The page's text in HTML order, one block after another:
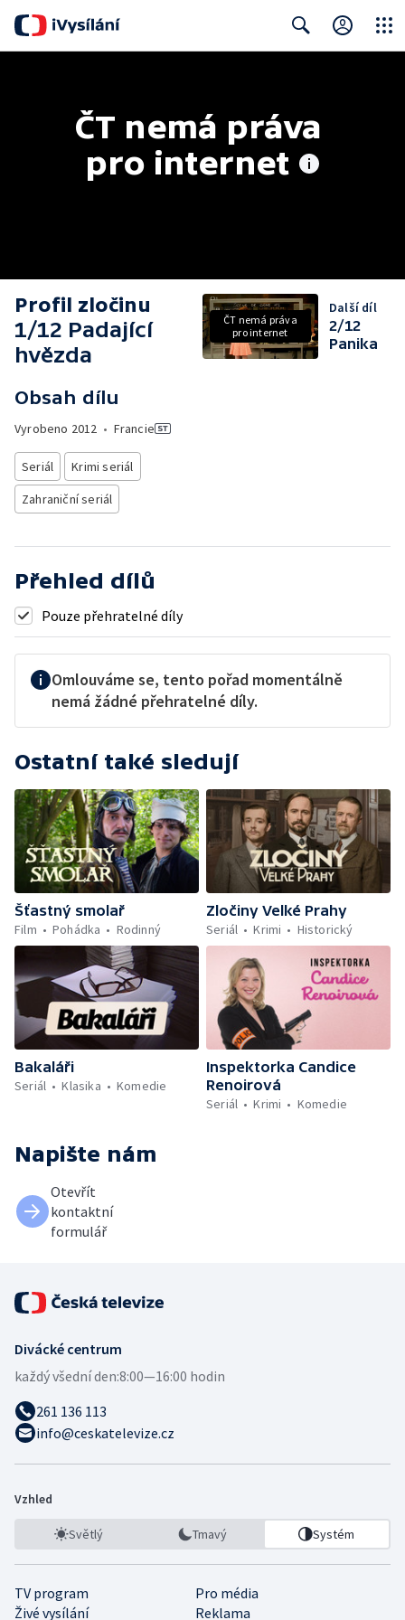
ČT nemá práva
pro internet
Profil zločinu
1/12 Padající
hvězda
Obsah dílu
Vyrobeno 2012 • Francie
Seriál
Krimi seriál
Zahraniční seriál
ČT nemá práva
pro internet
Další díl
2/12
Panika
Přehled dílů
Pouze přehratelné díly
Omlouváme se, tento pořad momentálně
nemá žádné přehratelné díly.
Ostatní také sledují
Šťastný smolař
Film
Pohádka Rodinný
Zločiny Velké Prahy
Seriál
Krimi Historický
Bakaláři
Seriál
Klasika Komedie
Inspektorka Candice
Renoirová
Seriál
Krimi Komedie
Napište nám
Otevřít
kontaktní
formulář
Divácké centrum
každý všední den:8:00—16:00 hodin
261 136 113
info@ceskatelevize.cz
Vzhled
Světlý Tmavý Systém
TV program
Pro média
Živé vysílání
Reklama